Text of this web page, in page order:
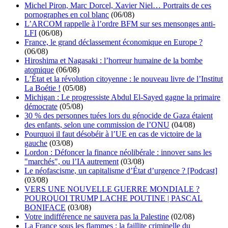
Michel Piron, Marc Dorcel, Xavier Niel… Portraits de ces
pornographes en col blanc (06/08)
L’ARCOM rappelle à l’ordre BFM sur ses mensonges anti-
LFI (06/08)
France, le grand déclassement économique en Europe ?
(06/08)
Hiroshima et Nagasaki : l’horreur humaine de la bombe
atomique (06/08)
L’État et la révolution citoyenne : le nouveau livre de l’Institut
La Boétie ! (05/08)
Michigan : Le progressiste Abdul El-Sayed gagne la primaire
démocrate (05/08)
30 % des personnes tuées lors du génocide de Gaza étaient
des enfants, selon une commission de l’ONU (04/08)
Pourquoi il faut désobéir à l’UE en cas de victoire de la
gauche (03/08)
Lordon : Défoncer la finance néolibérale : innover sans les
"marchés", ou l’IA autrement (03/08)
Le néofascisme, un capitalisme d’État d’urgence ? [Podcast]
(03/08)
VERS UNE NOUVELLE GUERRE MONDIALE ?
POURQUOI TRUMP LACHE POUTINE | PASCAL
BONIFACE (03/08)
Votre indifférence ne sauvera pas la Palestine (02/08)
La France sous les flammes : la faillite criminelle du